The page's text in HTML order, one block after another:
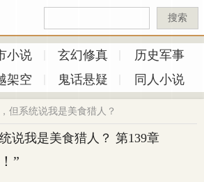
搜索
小说 玄幻修真
历史军事
架空 鬼话悬疑 同人小说
但系统说我是美食猎人？
说我是美食猎人？ 第139章
”